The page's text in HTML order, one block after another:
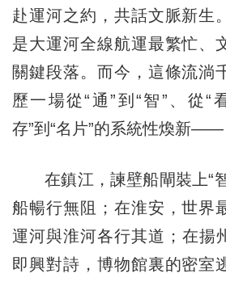
赴運河之約，共話文脈新生
是大運河全線航運最繁忙、
關鍵段落。而今，這條流淌
歷一場從“通”到“智”、從“
存”到“名片”的系統性煥新——
在鎮江，諫壁船閘裝上“
船暢行無阻；在淮安，世界
運河與淮河各行其道；在揚
即興對詩，博物館裏的密室